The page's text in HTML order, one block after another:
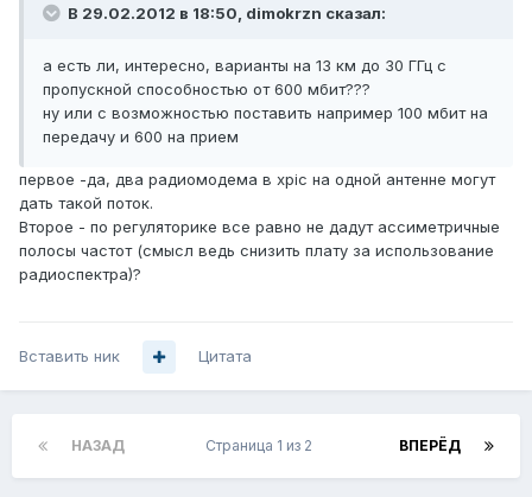
В 29.02.2012 в 18:50, dimokrzn сказал:
а есть ли, интересно, варианты на 13 км до 30 ГГц с
пропускной способностью от 600 мбит???
ну или с возможностью поставить например 100 мбит на
передачу и 600 на прием
первое -да, два радиомодема в xpic на одной антенне могут
дать такой поток.
Второе - по регуляторике все равно не дадут ассиметричные
полосы частот (смысл ведь снизить плату за использование
радиоспектра)?
Вставить ник Цитата
НАЗАД ВПЕРЁД
Страница 1 из 2